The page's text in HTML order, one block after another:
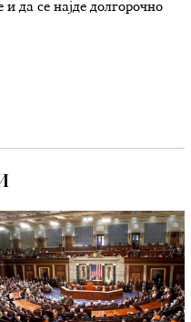
да се најде долгорочно